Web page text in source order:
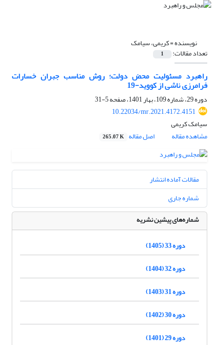
نویسنده =کریمی، سیامک
تعداد مقالات: 1
راهبرد مسئولیت محض دولت‌؛ روش مناسب جبران خسارات
فرامرزی ناشی از کووید-19
دوره 29، شماره 109، بهار 1401، صفحه
5-31
10.22034/mr.2021.4172.4151
سیامک کریمی
مشاهده مقاله
اصل مقاله 265.07 K
مقالات آماده انتشار
شماره جاری
شماره‌های پیشین نشریه
دوره 33 (1405)
دوره 32 (1404)
دوره 31 (1403)
دوره 30 (1402)
دوره 29 (1401)